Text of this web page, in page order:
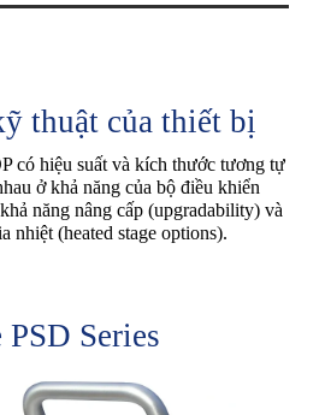
thuật của thiết bị
có hiệu suất và kích thước tương tự
ở khả năng của bộ điều khiển
năng nâng cấp (upgradability) và
nhiệt (heated stage options).
PSD Series